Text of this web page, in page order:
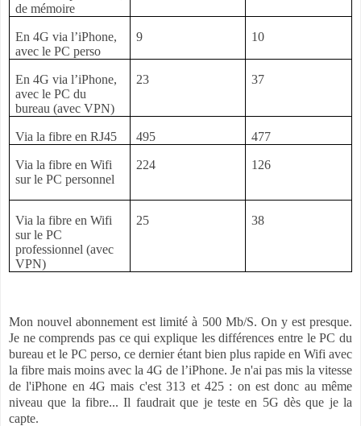
de mémoire
En 4G via l’iPhone,
avec le PC perso
9 10
En 4G via l’iPhone,
avec le PC du
bureau (avec VPN)
23 37
Via la fibre en RJ45 495 477
Via la fibre en Wifi
sur le PC personnel
224 126
Via la fibre en Wifi
sur le PC
professionnel (avec
VPN)
25 38
Mon nouvel abonnement est limité à 500 Mb/S. On y est presque.
Je ne comprends pas ce qui explique les différences entre le PC du
bureau et le PC perso, ce dernier étant bien plus rapide en Wifi avec
la fibre mais moins avec la 4G de l’iPhone. Je n'ai pas mis la vitesse
de l'iPhone en 4G mais c'est 313 et 425 : on est donc au même
niveau que la fibre... Il faudrait que je teste en 5G dès que je la
capte.